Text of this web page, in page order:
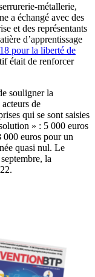
métallerie,
a échangé avec des
et des représentants
d’apprentissage
pour la liberté de
était de renforcer
souligner la
de
qui se sont saisies
» : 5 000 euros
000 euros pour un
quasi nul. Le
la